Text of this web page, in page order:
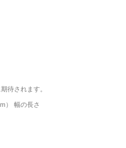
待されます。
） 幅の長さ